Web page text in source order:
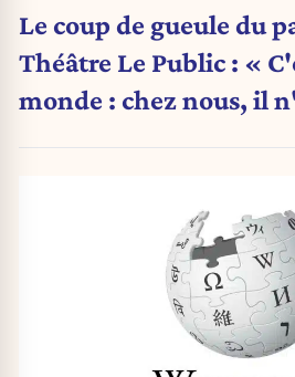
Le coup de gueule du
Théâtre Le Public : «
monde : chez nous, il